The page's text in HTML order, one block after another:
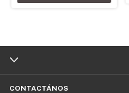
CONTACTÁNOS